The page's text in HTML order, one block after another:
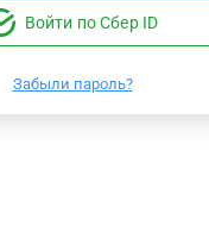
Войти по Сбер ID
Забыли пароль?